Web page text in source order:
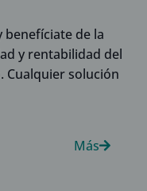
benefíciate de la
y rentabilidad del
Cualquier solución
Más